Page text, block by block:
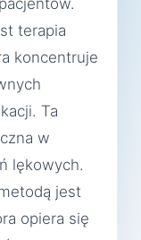
terapia
koncentruje
Ta
w
lękowych.
jest
opiera się